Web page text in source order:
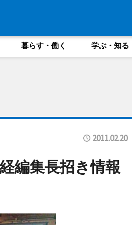
暮らす・働く 学ぶ・知る
2011.02.20
編集長招き情報